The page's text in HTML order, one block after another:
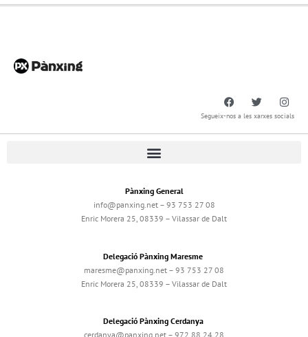
Segueix-nos a les xarxes socials
Pànxing General
info@panxing.net – 93 753 27 08
Enric Morera 25, 08339 – Vilassar de Dalt
Delegació Pànxing Maresme
maresme@panxing.net – 93 753 27 08
Enric Morera 25, 08339 – Vilassar de Dalt
Delegació Pànxing Cerdanya
cerdanya@panxing.net – 972 88 24 28